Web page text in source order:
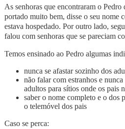
As senhoras que encontraram o Pedro
portado muito bem, disse o seu nome
estava hospedado. Por outro lado,
falou com senhoras que se pareciam
Temos ensinado ao Pedro algumas
nunca se afastar sozinho dos
não falar com estranhos e
adultos para sítios onde os pais
saber o nome completo e o dos
o telemóvel dos pais
Caso se perca: